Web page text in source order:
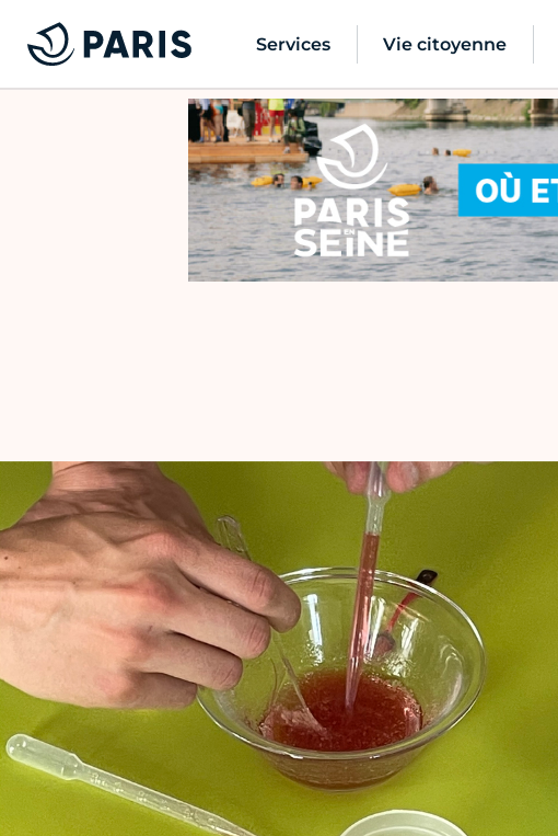
Services Vie citoyenne